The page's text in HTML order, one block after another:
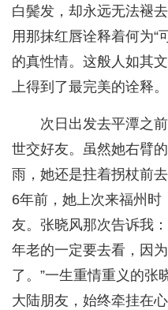
白鬓发，却永远无法褪
用那抹红唇诠释着何为“
的真性情。这般人如其
上得到了最完美的诠释。
次日出发去平潭之
世交好友。虽然她右臂
雨，她还是拄着拐杖前
6年前，她上次来福州
友。张晓风那次告诉我
年老的一定要去看，因
了。”一生重情重义的张
大陆朋友，始终牵挂在